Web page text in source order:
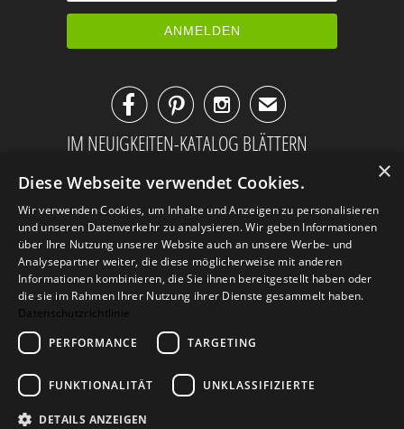
✉
IM NEUIGKEITEN-KATALOG BLÄTTERN
Kontakt
×
Diese Webseite verwendet Cookies.
Wir verwenden Cookies, um Inhalte und Anzeigen zu personalisieren
und unseren Datenverkehr zu analysieren. Wir geben Informationen
über Ihre Nutzung unserer Website auch an unsere Werbe- und
Analysepartner weiter, die diese möglicherweise mit anderen
Informationen kombinieren, die Sie ihnen bereitgestellt haben oder
die sie im Rahmen Ihrer Nutzung ihrer Dienste gesammelt haben.
Datenschutzrichtlinie
PERFORMANCE
TARGETING
FUNKTIONALITÄT UNKLASSIFIZIERTE
DETAILS ANZEIGEN